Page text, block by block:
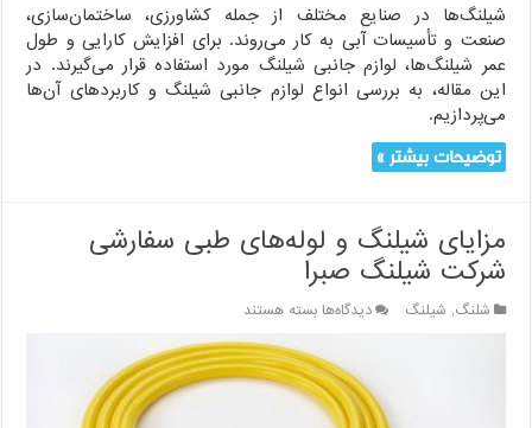
شیلنگ‌ها در صنایع مختلف از جمله کشاورزی، ساختمان‌سازی،
صنعت و تأسیسات آبی به کار می‌روند. برای افزایش کارایی و طول
عمر شیلنگ‌ها، لوازم جانبی شیلنگ مورد استفاده قرار می‌گیرند. در
این مقاله، به بررسی انواع لوازم جانبی شیلنگ و کاربردهای آن‌ها
می‌پردازیم.
توضیحات بیشتر »
مزایای شیلنگ و لوله‌های طبی سفارشی
شرکت شیلنگ صبرا
شلنگ, شیلنگ دیدگاه‌هابرای
مزایای
شیلنگ
و
لوله‌های
طبی
بسته هستند